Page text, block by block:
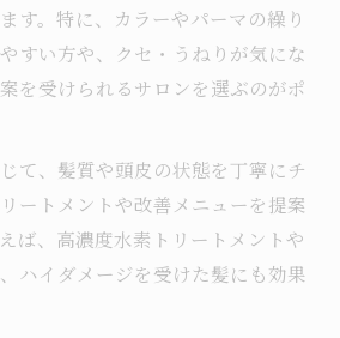
す。特に、カラーやパーマの繰り
すい方や、クセ・うねりが気にな
を受けられるサロンを選ぶのがポ
て、髪質や頭皮の状態を丁寧にチ
ートメントや改善メニューを提案
ば、高濃度水素トリートメントや
ハイダメージを受けた髪にも効果